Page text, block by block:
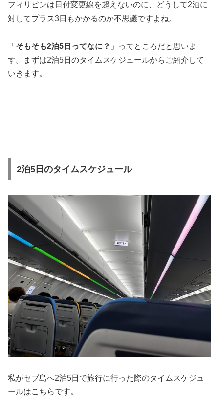
フィリピンは日付変更線を超えないのに、どうして2泊に
対してプラス3日もかかるのか不思議ですよね。
「 そもそも2泊5日ってなに？ 」ってところだと思いま
す。まずは2泊5日のタイムスケジュールからご紹介して
いきます。
2泊5日のタイムスケジュール
私がセブ島へ2泊5日で旅行に行った際のタイムスケジュ
ールはこちらです。